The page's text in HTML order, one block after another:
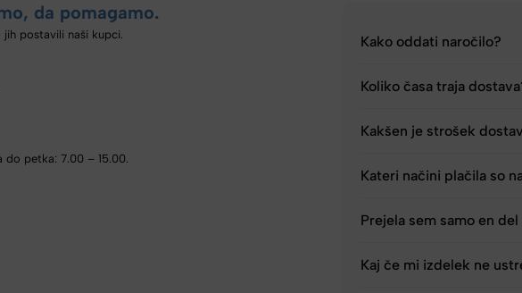
da pomagamo.
postavili naši kupci.
petka: 7.00 – 15.00.
Kako oddati naročilo?
Koliko časa traja
Kakšen je strošek
Kateri načini plačila so
Prejela sem samo en
Kaj če mi izdelek ne